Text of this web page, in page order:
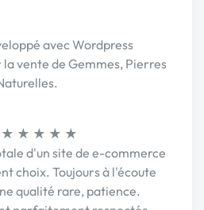
avec Wordpress
vente de Gemmes, Pierres
★ ★ ★ ★ ★
d'un site de e-commerce
choix. Toujours à l'écoute
qualité rare, patience.